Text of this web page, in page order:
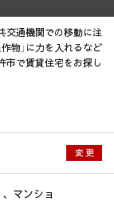
交通機関での移動に注
物」に力を入れるなど
市で賃貸住宅をお探し
変 更
マンショ